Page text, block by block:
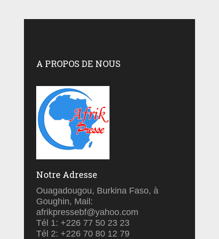
A PROPOS DE NOUS
Notre Adresse
Ouagadougou, Burkina Faso, à
Goughin, Mail:
afrikpressebf@yahoo.com
Tél 1: +226 77 50 23 23
Tél 2: +226 70 80 12 79